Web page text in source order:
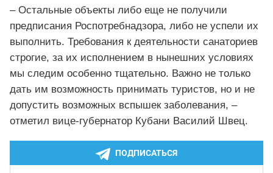
– Остальные объекты либо еще не получили
предписания Роспотребнадзора, либо не успели их
выполнить. Требования к деятельности санаториев
строгие, за их исполнением в нынешних условиях
мы следим особенно тщательно. Важно не только
дать им возможность принимать туристов, но и не
допустить возможных вспышек заболевания, –
отметил вице-губернатор Кубани Василий Швец.
ПОДПИСАТЬСЯ